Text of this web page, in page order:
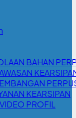
BAHAN
KEARSIPAN
VIDEO PROFIL